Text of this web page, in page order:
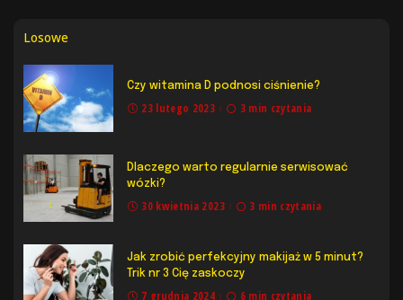
Losowe
Czy witamina D podnosi ciśnienie?
23 lutego 2023 3 min czytania
Dlaczego warto regularnie serwisować
wózki?
30 kwietnia 2023 3 min czytania
Jak zrobić perfekcyjny makijaż w 5 minut?
Trik nr 3 Cię zaskoczy
7 grudnia 2024 6 min czytania